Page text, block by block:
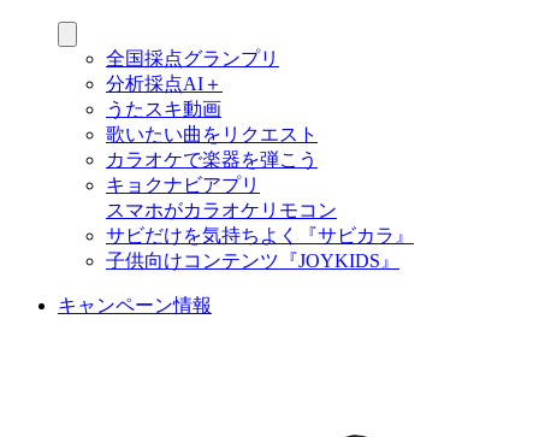
全国採点グランプリ
分析採点AI＋
うたスキ動画
歌いたい曲をリクエスト
カラオケで楽器を弾こう
キョクナビアプリ
スマホがカラオケリモコン
サビだけを気持ちよく『サビカラ』
子供向けコンテンツ『JOYKIDS』
キャンペーン情報